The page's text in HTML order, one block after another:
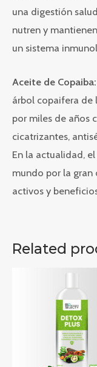
una digestión
nutren y
un sistema
Aceite de Copaiba:
árbol copaifera de
por miles de años
cicatrizantes,
En la actualidad,
mundo por la
activos y
Related